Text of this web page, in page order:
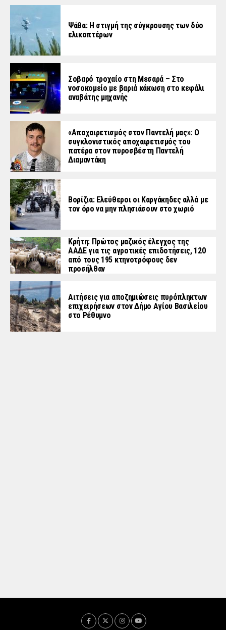
Ψάθα: Η στιγμή της σύγκρουσης των δύο
ελικοπτέρων
Σοβαρό τροχαίο στη Μεσαρά – Στο
νοσοκομείο με βαριά κάκωση στο κεφάλι
αναβάτης μηχανής
«Aποχαιρετισμός στον Παντελή μας»: Ο
συγκλονιστικός αποχαιρετισμός του
πατέρα στον πυροσβέστη Παντελή
Διαμαντάκη
Βορίζια: Ελεύθεροι οι Καργάκηδες αλλά με
τον όρο να μην πλησιάσουν στο χωριό
Κρήτη: Πρώτος μαζικός έλεγχος της
ΑΑΔΕ για τις αγροτικές επιδοτήσεις, 120
από τους 195 κτηνοτρόφους δεν
προσήλθαν
Αιτήσεις για αποζημιώσεις πυρόπληκτων
επιχειρήσεων στον Δήμο Αγίου Βασιλείου
στο Ρέθυμνο